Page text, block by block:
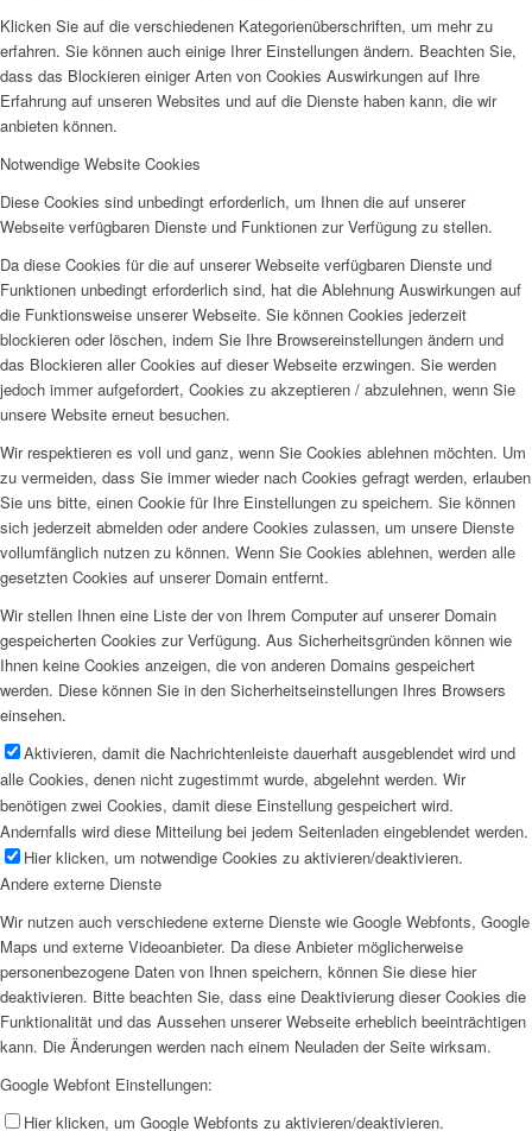
Klicken Sie auf die verschiedenen Kategorienüberschriften, um mehr zu
erfahren. Sie können auch einige Ihrer Einstellungen ändern. Beachten Sie,
dass das Blockieren einiger Arten von Cookies Auswirkungen auf Ihre
Erfahrung auf unseren Websites und auf die Dienste haben kann, die wir
anbieten können.
Notwendige Website Cookies
Diese Cookies sind unbedingt erforderlich, um Ihnen die auf unserer
Webseite verfügbaren Dienste und Funktionen zur Verfügung zu stellen.
Da diese Cookies für die auf unserer Webseite verfügbaren Dienste und
Funktionen unbedingt erforderlich sind, hat die Ablehnung Auswirkungen auf
die Funktionsweise unserer Webseite. Sie können Cookies jederzeit
blockieren oder löschen, indem Sie Ihre Browsereinstellungen ändern und
das Blockieren aller Cookies auf dieser Webseite erzwingen. Sie werden
jedoch immer aufgefordert, Cookies zu akzeptieren / abzulehnen, wenn Sie
unsere Website erneut besuchen.
Wir respektieren es voll und ganz, wenn Sie Cookies ablehnen möchten. Um
zu vermeiden, dass Sie immer wieder nach Cookies gefragt werden, erlauben
Sie uns bitte, einen Cookie für Ihre Einstellungen zu speichern. Sie können
sich jederzeit abmelden oder andere Cookies zulassen, um unsere Dienste
vollumfänglich nutzen zu können. Wenn Sie Cookies ablehnen, werden alle
gesetzten Cookies auf unserer Domain entfernt.
Wir stellen Ihnen eine Liste der von Ihrem Computer auf unserer Domain
gespeicherten Cookies zur Verfügung. Aus Sicherheitsgründen können wie
Ihnen keine Cookies anzeigen, die von anderen Domains gespeichert
werden. Diese können Sie in den Sicherheitseinstellungen Ihres Browsers
einsehen.
Aktivieren, damit die Nachrichtenleiste dauerhaft ausgeblendet wird und
alle Cookies, denen nicht zugestimmt wurde, abgelehnt werden. Wir
benötigen zwei Cookies, damit diese Einstellung gespeichert wird.
Andernfalls wird diese Mitteilung bei jedem Seitenladen eingeblendet werden.
Hier klicken, um notwendige Cookies zu aktivieren/deaktivieren.
Andere externe Dienste
Wir nutzen auch verschiedene externe Dienste wie Google Webfonts, Google
Maps und externe Videoanbieter. Da diese Anbieter möglicherweise
personenbezogene Daten von Ihnen speichern, können Sie diese hier
deaktivieren. Bitte beachten Sie, dass eine Deaktivierung dieser Cookies die
Funktionalität und das Aussehen unserer Webseite erheblich beeinträchtigen
kann. Die Änderungen werden nach einem Neuladen der Seite wirksam.
Google Webfont Einstellungen:
Hier klicken, um Google Webfonts zu aktivieren/deaktivieren.